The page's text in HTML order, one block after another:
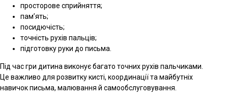
просторове сприйняття;
пам’ять;
посидючість;
точність рухів пальців;
підготовку руки до письма.
Під час гри дитина виконує багато точних рухів пальчиками.
Це важливо для розвитку кисті, координації та майбутніх
навичок письма, малювання й самообслуговування.